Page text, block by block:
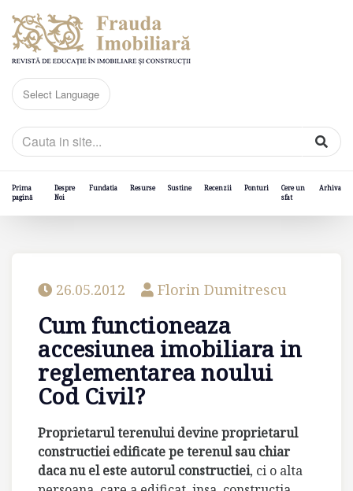
Prima
pagină
Despre
Noi
Fundatia Resurse Sustine Recenzii Ponturi
Cere un
sfat
Arhiva
26.05.2012 Florin Dumitrescu
Cum functioneaza
accesiunea imobiliara in
reglementarea noului
Cod Civil?
Proprietarul terenului devine proprietarul
constructiei edificate pe terenul sau chiar
daca nu el este autorul constructiei, ci o alta